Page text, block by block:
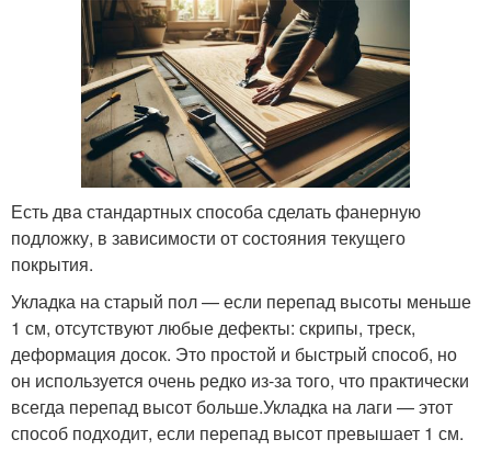
Есть два стандартных способа сделать фанерную
подложку, в зависимости от состояния текущего
покрытия.
Укладка на старый пол — если перепад высоты меньше
1 см, отсутствуют любые дефекты: скрипы, треск,
деформация досок. Это простой и быстрый способ, но
он используется очень редко из-за того, что практически
всегда перепад высот больше.Укладка на лаги — этот
способ подходит, если перепад высот превышает 1 см.